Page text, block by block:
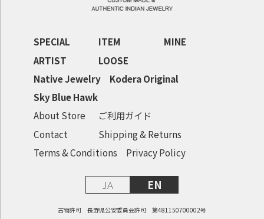
SPECIAL ITEM
MINE
ARTIST
LOOSE
Native Jewelry
Kodera Original
Sky Blue Hawk
About Store
ご利用ガイド
Contact
Shipping & Returns
Terms & Conditions
Privacy Policy
JA EN
古物許可 長野県公安委員会許可 第481150700002号